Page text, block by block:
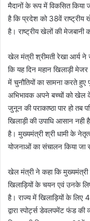
मैदानों के रूप में विकसित किया
है कि प्रदेश को 38वें राष्ट्रीय
है। राष्ट्रीय खेलों की मेजबानी
खेल मंत्री श्रीमती रेखा आर्य ने
कि यह दिन महान खिलाड़ी
में चुनौतियों का सामना करते
अभिभावक अपने बच्चों को खेल
जुनून की पराकाष्ठा पार हो तब
खिलाड़ी की उपाधि आसान
है। मुख्यमंत्री श्री धामी के
योजनाओं का संचालन किया जा
खेल मंत्री ने कहा कि
खिलाड़ियों के चयन एवं उनके
है। राज्य में खिलाड़ियों के लिए
द्वारा स्पोर्ट्स डेवलपमेंट फंड